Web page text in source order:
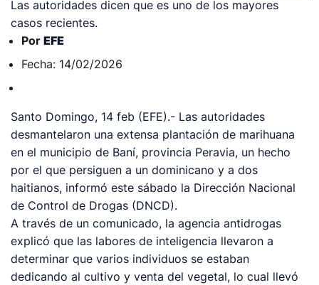
Las autoridades dicen que es uno de los mayores
casos recientes.
PorEFE
Fecha: 14/02/2026
Santo Domingo, 14 feb (EFE).- Las autoridades
desmantelaron una extensa plantación de marihuana
en el municipio de Baní, provincia Peravia, un hecho
por el que persiguen a un dominicano y a dos
haitianos, informó este sábado la Dirección Nacional
de Control de Drogas (DNCD).
A través de un comunicado, la agencia antidrogas
explicó que las labores de inteligencia llevaron a
determinar que varios individuos se estaban
dedicando al cultivo y venta del vegetal, lo cual llevó